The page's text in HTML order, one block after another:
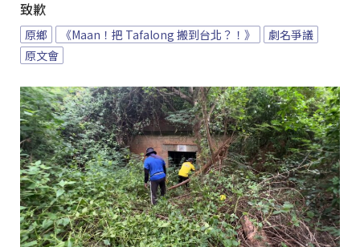
致歉
原鄉 《Maan！把 Tafalong 搬到台北？！》
劇名爭議
原文會